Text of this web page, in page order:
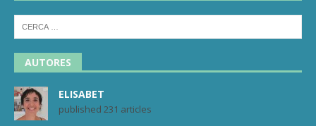
AUTORES
ELISABET
published 231 articles